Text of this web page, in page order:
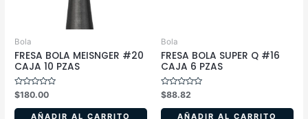
Bola
FRESA BOLA MEISNGER #20
CAJA 10 PZAS
Valorado
en
0
$180.00
AÑADIR AL CARRITO
Bola
FRESA BOLA SUPER Q #16
CAJA 6 PZAS
Valorado
en
0
$88.82
AÑADIR AL CARRITO